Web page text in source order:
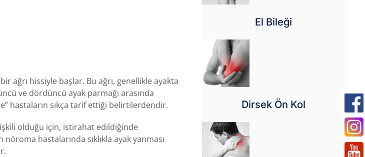
ağrı hissiyle başlar. Bu ağrı, genellikle ayakta
ve dördüncü ayak parmağı arasında
hastaların sıkça tarif ettiği belirtilerdendir.
olduğu için, istirahat edildiğinde
hastalarında sıklıkla ayak yanması
El Bileği
Dirsek Ön Kol